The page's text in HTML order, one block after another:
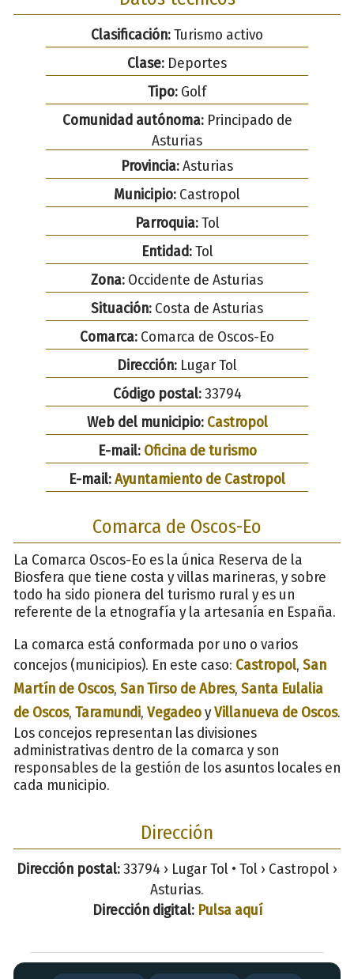
Clasificación:Turismo activo
Clase: Deportes
Tipo: Golf
Comunidad autónoma:Principado de
Asturias
Provincia:Asturias
Municipio: Castropol
Parroquia:Tol
Entidad:Tol
Zona: Occidente de Asturias
Situación: Costa de Asturias
Comarca: Comarca de Oscos-Eo
Dirección: Lugar Tol
Código postal:33794
Web del municipio: Castropol
E-mail: Oficina de turismo
E-mail:Ayuntamiento de Castropol
Comarca de Oscos-Eo
La Comarca Oscos-Eo es la única Reserva de la
Biosfera que tiene costa y villas marineras, y sobre
todo ha sido pionera del turismo rural y es un
referente de la etnografía y la artesanía en España.
La comarca está conformada por uno o varios
concejos (municipios). En este caso: Castropol, San
Martín de Oscos, San Tirso de Abres, Santa Eulalia
de Oscos, Taramundi, VegadeoyVillanueva de Oscos.
Los concejos representan las divisiones
administrativas dentro de la comarca y son
responsables de la gestión de los asuntos locales en
cada municipio.
Dirección
Dirección postal:33794 › Lugar Tol • Tol › Castropol ›
Asturias.
Dirección digital: Pulsa aquí